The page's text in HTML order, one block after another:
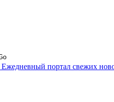
Ежедневный портал свежих